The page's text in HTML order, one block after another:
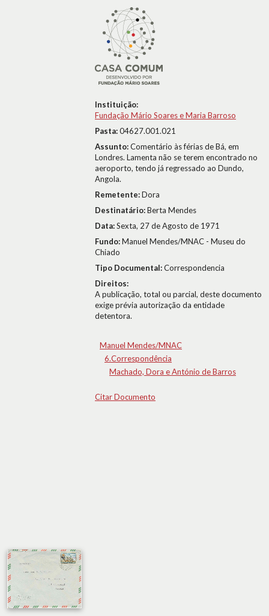
Instituição:
Fundação Mário Soares e Maria Barroso
Pasta:04627.001.021
Assunto:Comentário às férias de Bá, em
Londres. Lamenta não se terem encontrado no
aeroporto, tendo já regressado ao Dundo,
Angola.
Remetente:Dora
Destinatário:Berta Mendes
Data:Sexta, 27 de Agosto de 1971
Fundo:Manuel Mendes/MNAC - Museu do
Chiado
Tipo Documental:Correspondencia
Direitos:
A publicação, total ou parcial, deste documento
exige prévia autorização da entidade
detentora.
Manuel Mendes/MNAC
6.Correspondência
Machado, Dora e António de Barros
Citar Documento